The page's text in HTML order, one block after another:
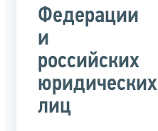
Федерации
и
российских
юридических
лиц